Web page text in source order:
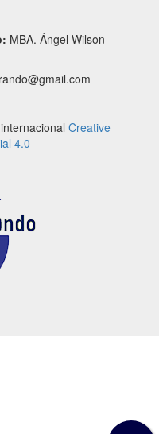
MBA. Ángel Wilson
Creative
4.0